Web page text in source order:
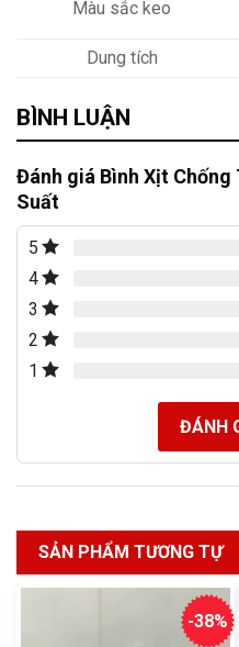
Màu sắc keo
Dung tích
BÌNH LUẬN
Đánh giá Bình Xịt
Suất
5
4
3
2
1
ĐÁNH
SẢN PHẨM TƯƠNG TỰ
-38%